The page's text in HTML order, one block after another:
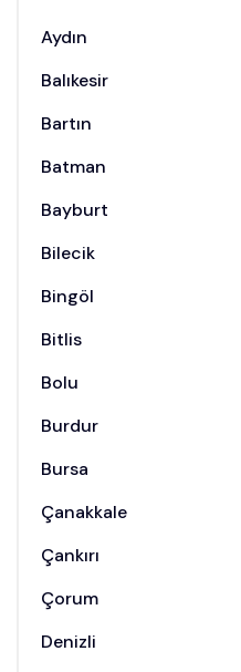
Aydın
Balıkesir
Bartın
Batman
Bayburt
Bilecik
Bingöl
Bitlis
Bolu
Burdur
Bursa
Çanakkale
Çankırı
Çorum
Denizli